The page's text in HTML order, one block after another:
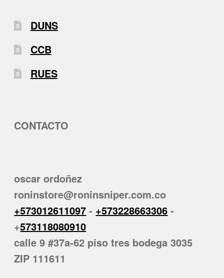
DUNS
CCB
RUES
CONTACTO
oscar ordoñez
roninstore@roninsniper.com.co
+573012611097 - +573228663306 -
+573118080910
calle 9 #37a-62 piso tres bodega 3035
ZIP 111611